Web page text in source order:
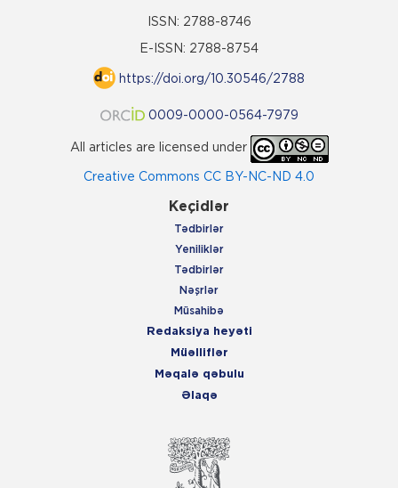
ISSN: 2788-8746
E-ISSN: 2788-8754
https://doi.org/10.30546/2788
0009-0000-0564-7979
All articles are licensed under
Creative Commons CC BY-NC-ND 4.0
Keçidlər
Tədbirlər
Yeniliklər
Tədbirlər
Nəşrlər
Müsahibə
Redaksiya heyəti
Müəlliflər
Məqalə qəbulu
Əlaqə